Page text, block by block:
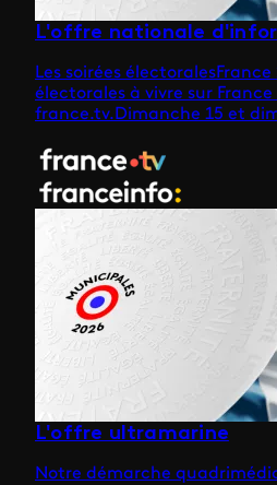
L'offre nationale
Les soirées électoralesFrance
électorales à vivre sur France
france.tv.Dimanche 15 et
L'offre ultramarine
Notre démarche